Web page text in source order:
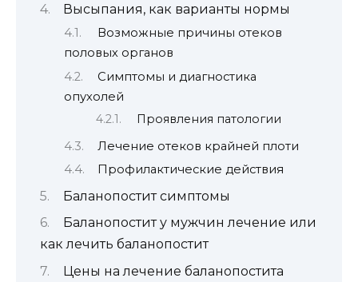
Высыпания, как варианты нормы
Возможные причины отеков
половых органов
Симптомы и диагностика
опухолей
Проявления патологии
Лечение отеков крайней плоти
Профилактические действия
Баланопостит симптомы
Баланопостит у мужчин лечение или
как лечить баланопостит
Цены на лечение баланопостита